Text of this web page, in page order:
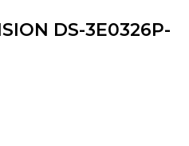
DS-3E0326P-